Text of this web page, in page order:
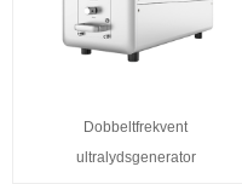
Dobbeltfrekvent
ultralydsgenerator